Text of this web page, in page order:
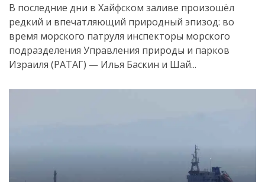
В последние дни в Хайфском заливе произошёл
редкий и впечатляющий природный эпизод: во
время морского патруля инспекторы морского
подразделения Управления природы и парков
Израиля (РАТАГ) — Илья Баскин и Шай...